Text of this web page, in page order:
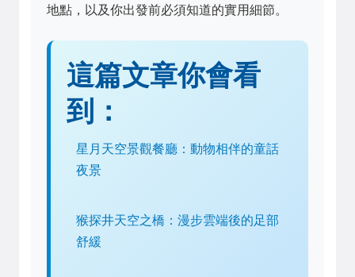
地點，以及你出發前必須知道的實用細節。
這篇文章你會看
到：
星月天空景觀餐廳：動物相伴的童話
夜景
猴探井天空之橋：漫步雲端後的足部
舒緩